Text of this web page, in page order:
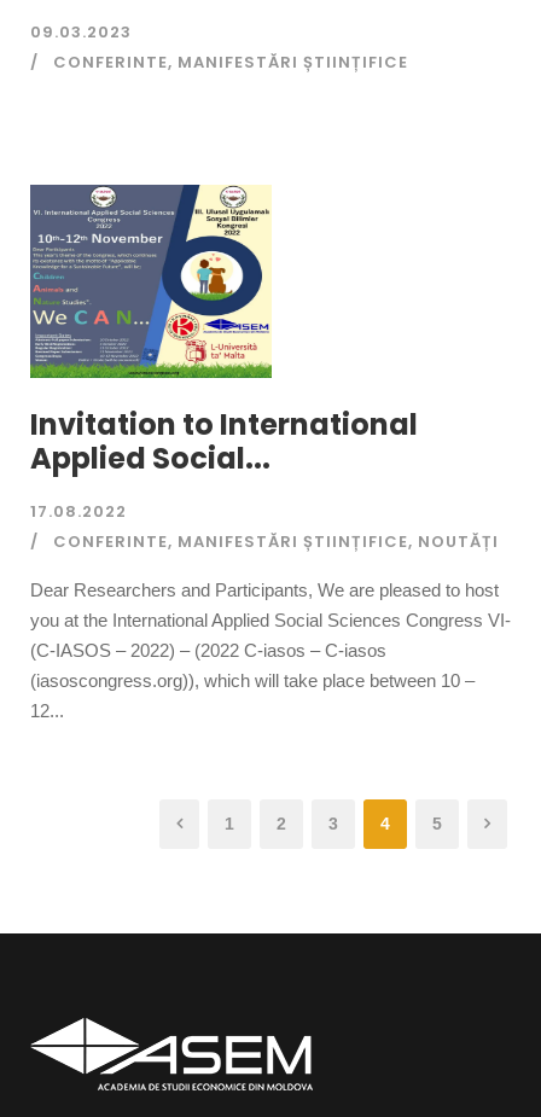
09.03.2023
CONFERINTE, MANIFESTĂRI ȘTIINȚIFICE
Invitation to International
Applied Social...
17.08.2022
CONFERINTE, MANIFESTĂRI ȘTIINȚIFICE, NOUTĂȚI
Dear Researchers and Participants, We are pleased to host
you at the International Applied Social Sciences Congress VI-
(C-IASOS – 2022) – (​2022 C-iasos – C-iasos
(iasoscongress.org)), which will take place between 10 –
12...
1 2 3 4 5